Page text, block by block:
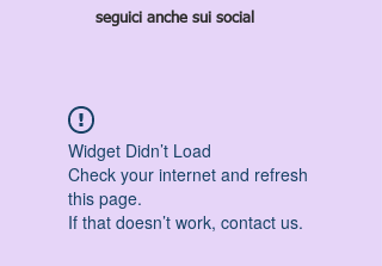
seguici anche sui social
Widget Didn’t Load
Check your internet and refresh
this page.
If that doesn’t work, contact us.